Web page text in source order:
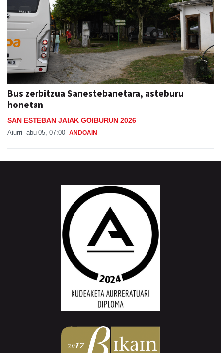
Bus zerbitzua Sanestebanetara, asteburu
honetan
SAN ESTEBAN JAIAK GOIBURUN 2026
Aiurri abu 05, 07:00 ANDOAIN